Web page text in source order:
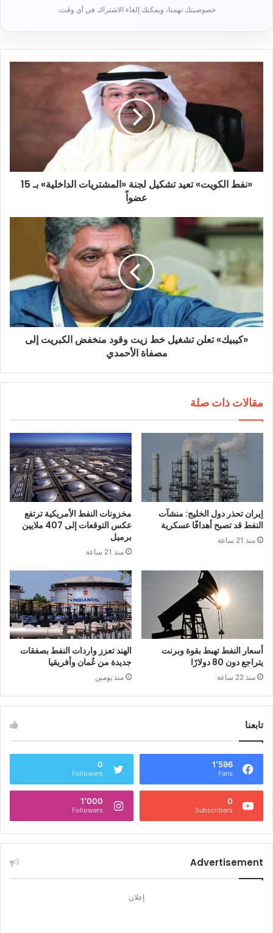
«نفط الكويت» تعيد تشكيل لجنة «المشتريات الداخلية» بـ 15
عضواً
«كيبيك» تعلن تشغيل خط زيت وقود منخفض الكبريت إلى
مصفاة الأحمدي
مقالات ذات صلة
إيران تحذر دول الخليج: منشآت
النفط قد تصبح أهدافًا عسكرية
منذ 21 ساعة
مخزونات النفط الأمريكية ترتفع
عكس التوقعات إلى 407 ملايين
برميل
منذ 21 ساعة
أسعار النفط تهبط بقوة وبرنت
يتراجع دون 80 دولارًا
منذ 22 ساعة
الهند تعزز واردات النفط بصفقات
جديدة من عُمان وأفريقيا
منذ يومين
تابعنا
1٬596
Fans
0
Followers
0
Subscribers
1٬000
Followers
Advertisement
إعلان